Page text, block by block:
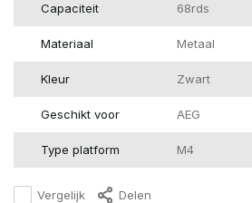
Capaciteit 68rds
Materiaal Metaal
Kleur Zwart
Geschikt voor AEG
Type platform M4
Vergelijk Delen